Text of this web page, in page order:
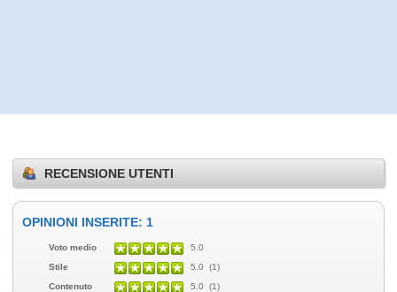
RECENSIONE UTENTI
OPINIONI INSERITE: 1
Voto medio
5.0
Stile
5.0 (1)
Contenuto
5.0 (1)